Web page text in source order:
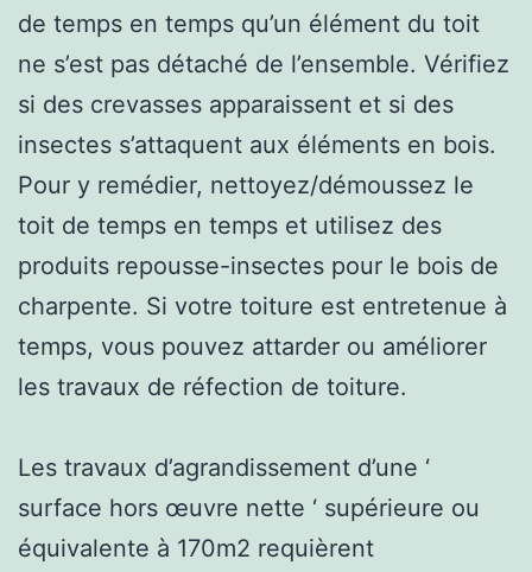
de temps en temps qu’un élément du toit
ne s’est pas détaché de l’ensemble. Vérifiez
si des crevasses apparaissent et si des
insectes s’attaquent aux éléments en bois.
Pour y remédier, nettoyez/démoussez le
toit de temps en temps et utilisez des
produits repousse-insectes pour le bois de
charpente. Si votre toiture est entretenue à
temps, vous pouvez attarder ou améliorer
les travaux de réfection de toiture.
Les travaux d’agrandissement d’une ‘
surface hors œuvre nette ‘ supérieure ou
équivalente à 170m2 requièrent